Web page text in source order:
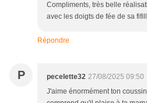
Compliments, très belle
avec les doigts de fée de sa
Répondre
P pecelette32 27/08/2025 09:50
J'aime énormément ton